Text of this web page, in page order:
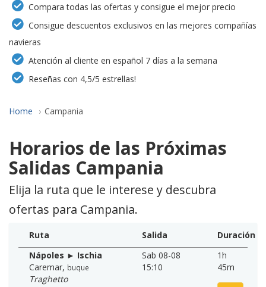
Compara todas las ofertas y consigue el mejor precio
Consigue descuentos exclusivos en las mejores compañías
navieras
Atención al cliente en español 7 días a la semana
Reseñas con 4,5/5 estrellas!
Home Campania
Horarios de las Próximas
Salidas Campania
Elija la ruta que le interese y descubra
ofertas para Campania.
Ruta Salida
Duración
Nápoles ► Ischia
Caremar, buque
Traghetto
Sab 08-08
15:10
1h
45m